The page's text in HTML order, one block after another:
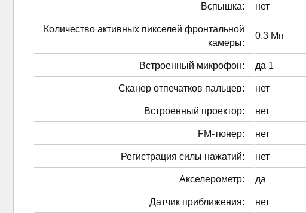
Вспышка: нет
Количество активных пикселей фронтальной
камеры:
0.3 Мп
Встроенный микрофон: да 1
Сканер отпечатков пальцев: нет
Встроенный проектор: нет
FM-тюнер: нет
Регистрация силы нажатий: нет
Акселерометр: да
Датчик приближения: нет